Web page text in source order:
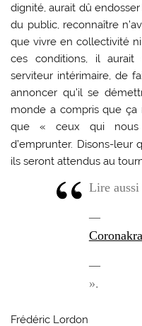
dignité, aurait dû
du public, reconnaître
que vivre en collectivité
ces conditions, il
serviteur intérimaire, de
annoncer qu’il se
monde a compris que ça
que «
ceux qui nous
d’emprunter. Disons-leur
ils seront attendus au
Lire
».
Frédéric Lordon